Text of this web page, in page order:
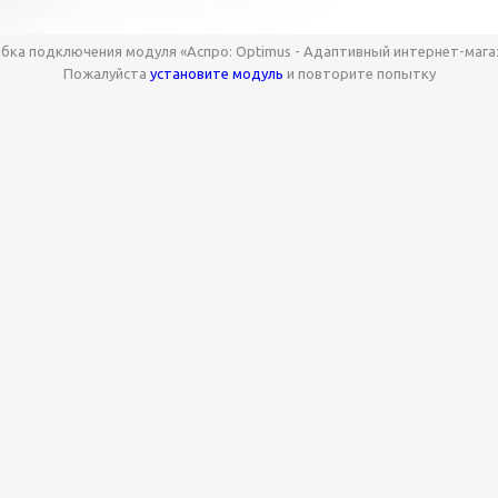
подключения модуля «Аспро: Optimus - Адаптивный интернет-
Пожалуйста установите модуль и повторите попытку